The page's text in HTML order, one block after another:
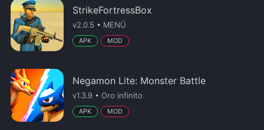
StrikeFortressBox
v2.0.5 • MENÚ
APK MOD
Negamon Lite: Monster Battle
v1.3.9 • Oro infinito
APK MOD